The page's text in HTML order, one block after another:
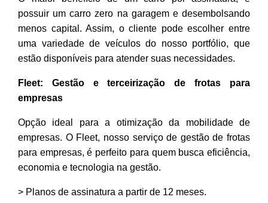
possuir um carro zero na garagem e desembolsando
menos capital. Assim, o cliente pode escolher entre
uma variedade de veículos do nosso portfólio, que
estão disponíveis para atender suas necessidades.
Fleet: Gestão e terceirização de frotas para
empresas
Opção ideal para a otimização da mobilidade de
empresas. O Fleet, nosso serviço de gestão de frotas
para empresas, é perfeito para quem busca eficiência,
economia e tecnologia na gestão.
> Planos de assinatura a partir de 12 meses.